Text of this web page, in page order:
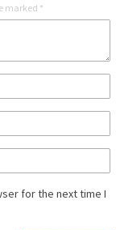
marked *
for the next time I